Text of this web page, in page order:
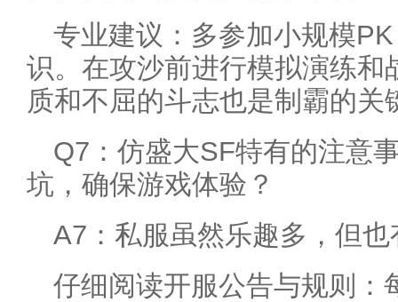
专业建议：多参加小规模
识。在攻沙前进行模拟演练和
质和不屈的斗志也是制霸的关
Q7：仿盛大SF特有的注意
坑，确保游戏体验？
A7：私服虽然乐趣多，但
仔细阅读开服公告与规则：